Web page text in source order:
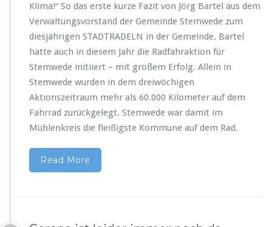
s
i
c
h
k
i
v“
o
a
s
l
i
m
Klima!“ So das erste kurze Fazit von Jörg Bartel aus dem
Verwaltungsvorstand der Gemeinde Stemwede zum
diesjährigen STADTRADELN in der Gemeinde. Bartel
hatte auch in diesem Jahr die Radfahraktion für
Stemwede initiiert – mit großem Erfolg. Allein in
Stemwede wurden in dem dreiwöchigen
Aktionszeitraum mehr als 60.000 Kilometer auf dem
Fahrrad zurückgelegt. Stemwede war damit im
Mühlenkreis die fleißigste Kommune auf dem Rad.
Read More